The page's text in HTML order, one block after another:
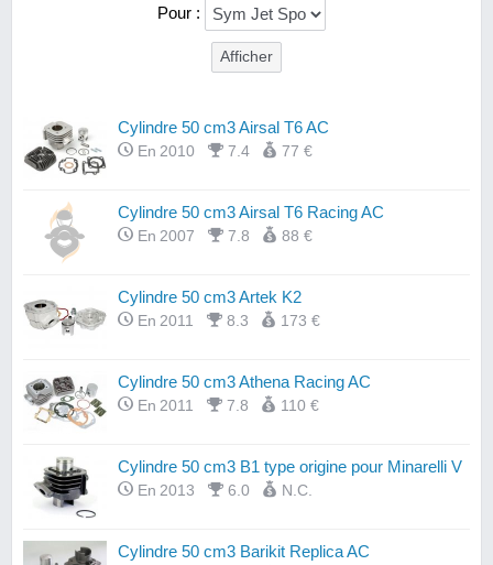
Pour :
Cylindre 50 cm3 Airsal T6 AC
En 2010 7.4 77 €
Cylindre 50 cm3 Airsal T6 Racing AC
En 2007 7.8 88 €
Cylindre 50 cm3 Artek K2
En 2011 8.3 173 €
Cylindre 50 cm3 Athena Racing AC
En 2011 7.8 110 €
Cylindre 50 cm3 B1 type origine pour Minarelli V
En 2013 6.0 N.C.
Cylindre 50 cm3 Barikit Replica AC